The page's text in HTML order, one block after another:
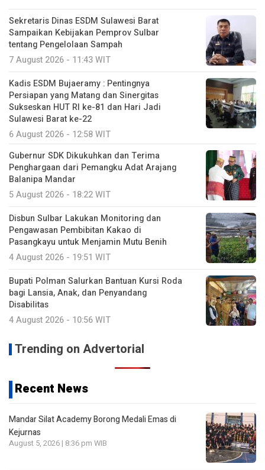
Sekretaris Dinas ESDM Sulawesi Barat
Sampaikan Kebijakan Pemprov Sulbar
tentang Pengelolaan Sampah
7 August 2026 - 11:43 WIT
Kadis ESDM Bujaeramy : Pentingnya
Persiapan yang Matang dan Sinergitas
Sukseskan HUT RI ke-81 dan Hari Jadi
Sulawesi Barat ke-22
6 August 2026 - 12:58 WIT
Gubernur SDK Dikukuhkan dan Terima
Penghargaan dari Pemangku Adat Arajang
Balanipa Mandar
5 August 2026 - 18:22 WIT
Disbun Sulbar Lakukan Monitoring dan
Pengawasan Pembibitan Kakao di
Pasangkayu untuk Menjamin Mutu Benih
4 August 2026 - 19:51 WIT
Bupati Polman Salurkan Bantuan Kursi Roda
bagi Lansia, Anak, dan Penyandang
Disabilitas
4 August 2026 - 10:56 WIT
Trending on Advertorial
Recent News
Mandar Silat Academy Borong Medali Emas di
Kejurnas
August 5, 2026 | 8:36 pm WIB